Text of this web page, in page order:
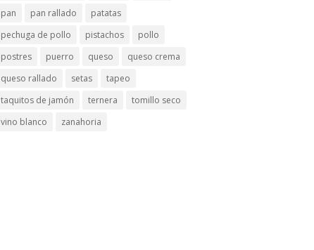
pan
pan rallado
patatas
pechuga de pollo
pistachos
pollo
postres
puerro queso
queso crema
queso rallado
setas
tapeo
taquitos de jamón
ternera
tomillo seco
vino blanco
zanahoria